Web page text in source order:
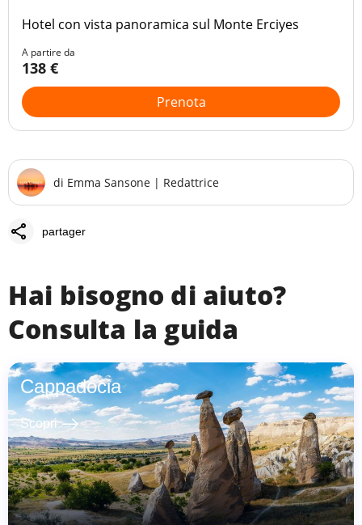
Hotel con vista panoramica sul Monte Erciyes
A partire da
138 €
Prenota
di Emma Sansone | Redattrice
share partager
Hai bisogno di aiuto?
Consulta la guida
Cappadocia
Scopri east